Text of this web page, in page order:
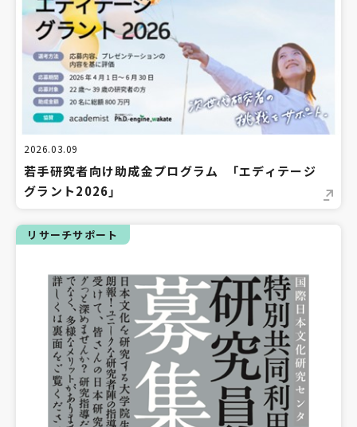
2026.03.09
若手研究者向け助成金プログラム 「エディテージ
グラント2026」
リサーチサポート